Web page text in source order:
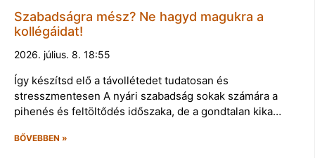
Szabadságra mész? Ne hagyd magukra a
kollégáidat!
2026. július. 8. 18:55
Így készítsd elő a távollétedet tudatosan és
stresszmentesen A nyári szabadság sokak számára a
pihenés és feltöltődés időszaka, de a gondtalan kika…
BŐVEBBEN »